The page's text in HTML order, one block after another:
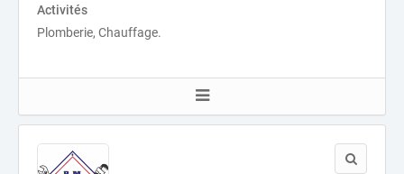
Activités
Plomberie, Chauffage.